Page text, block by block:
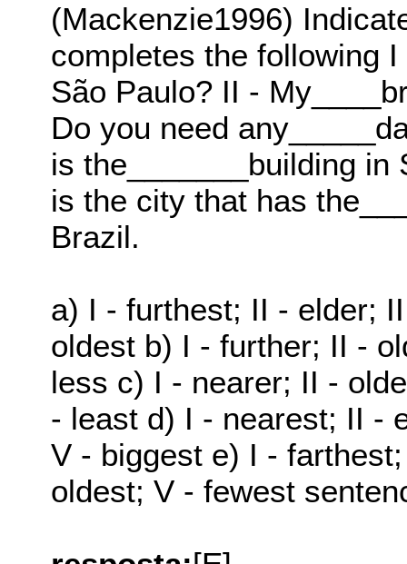
(Mackenzie1996)
completes the following
São Paulo? II -
Do you need
is the_______building in
is the city that has
Brazil.
a) I - furthest; II - elder;
oldest b) I - further; II -
less c) I - nearer; II -
- least d) I - nearest; II -
V - biggest e) I -
oldest; V - fewest